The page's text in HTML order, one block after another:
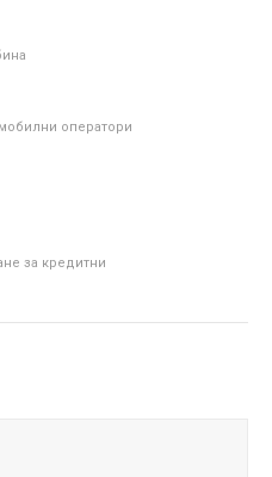
оператори
за кредитни